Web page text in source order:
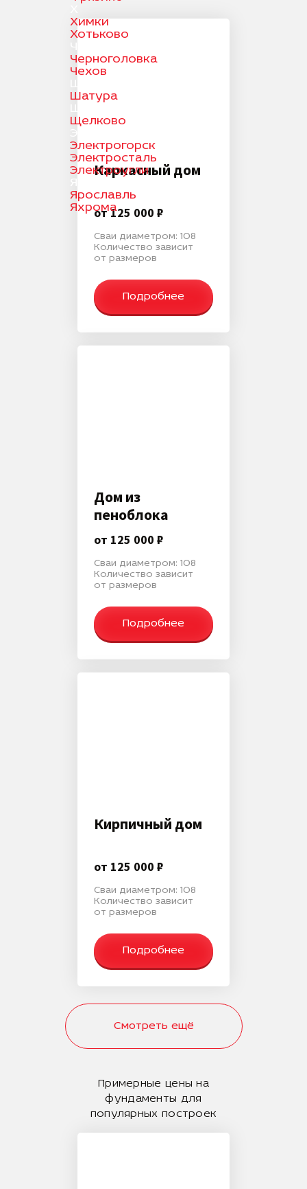
Химки
Хотьково
Ч
Черноголовка
Чехов
Ш
Шатура
Щ
Щелково
Э
Электрогорск
Электросталь
Электроугли
Я
Ярославль
Яхрома
Каркасный дом
от 125 000 ₽
Сваи диаметром: 108
Количество зависит
от размеров
Подробнее
Дом из
пеноблока
от 125 000 ₽
Сваи диаметром: 108
Количество зависит
от размеров
Подробнее
Кирпичный дом
от 125 000 ₽
Сваи диаметром: 108
Количество зависит
от размеров
Подробнее
Смотреть ещё
Примерные цены на
фундаменты для
популярных построек